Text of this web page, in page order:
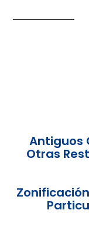
Antiguos
Otras